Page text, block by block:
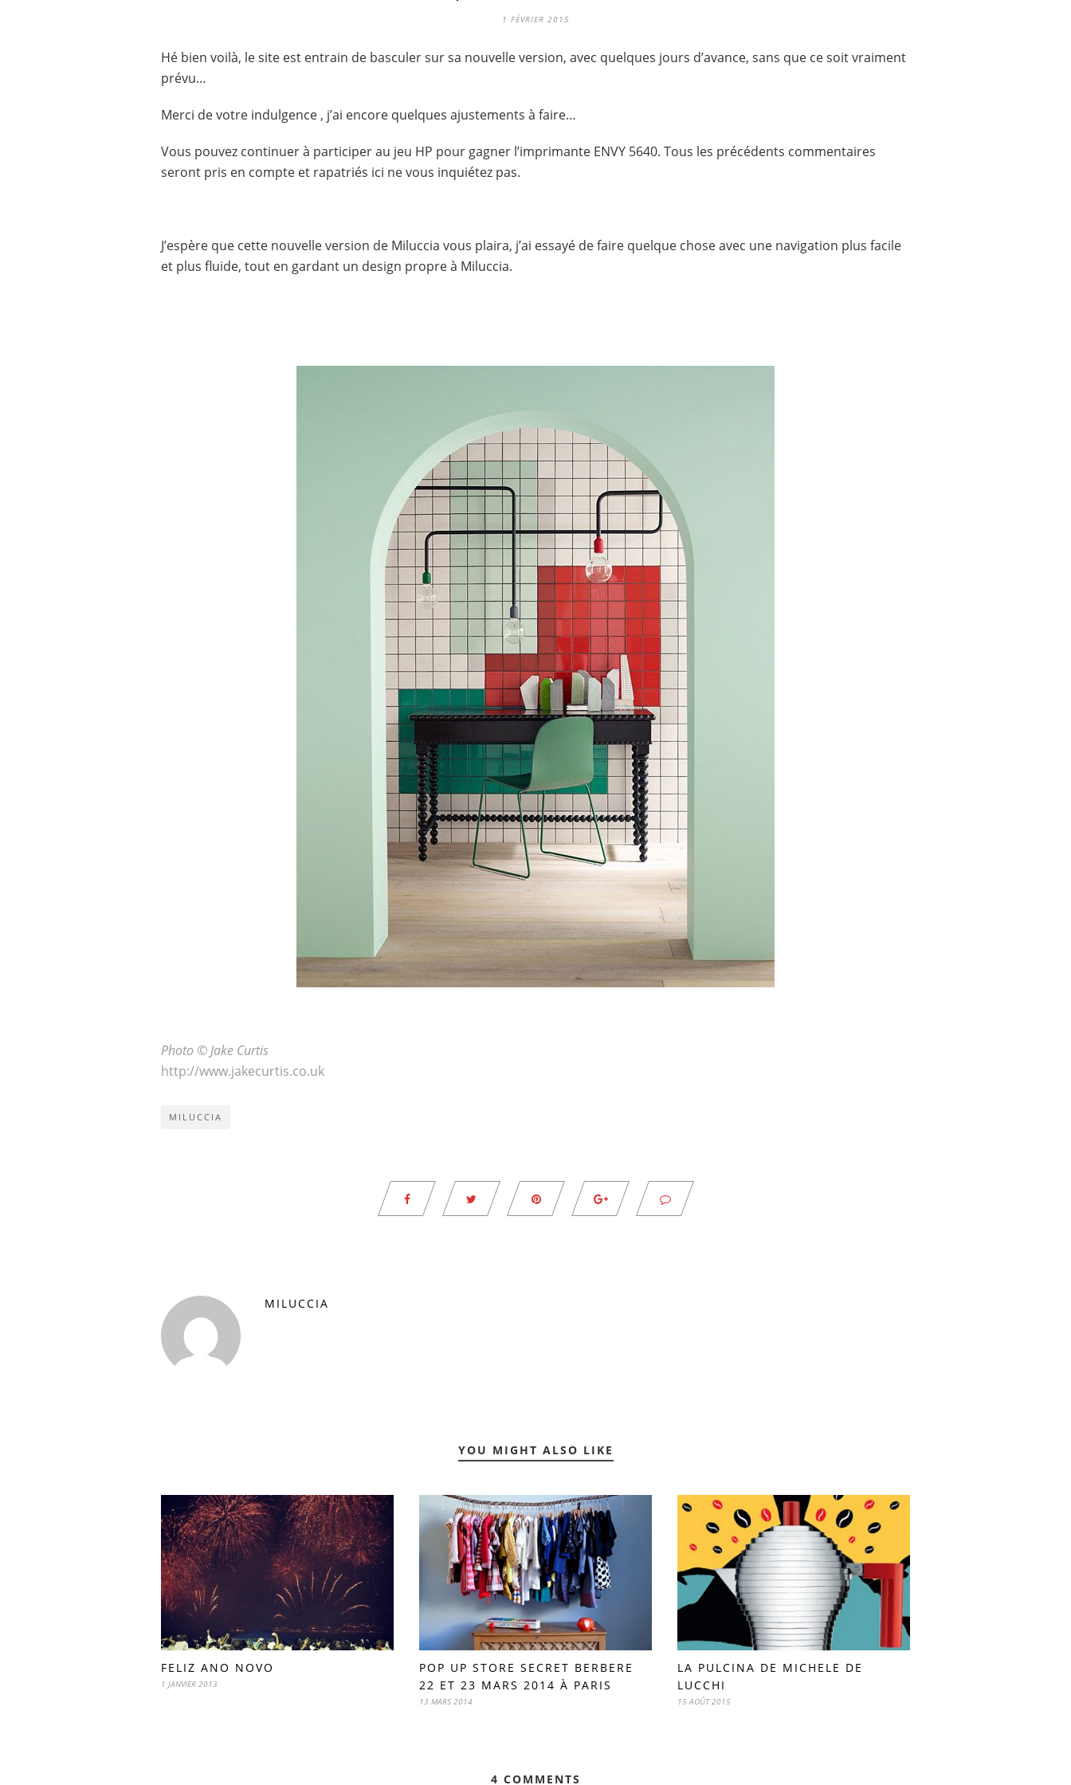
1 FÉVRIER 2015
Hé bien voilà, le site est entrain de basculer sur sa nouvelle version, avec quelques jours d’avance, sans que ce soit vraiment
prévu…
Merci de votre indulgence , j’ai encore quelques ajustements à faire…
Vous pouvez continuer à participer au jeu HP pour gagner l’imprimante ENVY 5640. Tous les précédents commentaires
seront pris en compte et rapatriés ici ne vous inquiétez pas.
J’espère que cette nouvelle version de Miluccia vous plaira, j’ai essayé de faire quelque chose avec une navigation plus facile
et plus fluide, tout en gardant un design propre à Miluccia.
Photo © Jake Curtis
http://www.jakecurtis.co.uk
MILUCCIA
MILUCCIA
YOU MIGHT ALSO LIKE
FELIZ ANO NOVO
1 JANVIER 2013
POP UP STORE SECRET BERBERE
22 ET 23 MARS 2014 À PARIS
13 MARS 2014
LA PULCINA DE MICHELE DE
LUCCHI
15 AOÛT 2015
4 COMMENTS